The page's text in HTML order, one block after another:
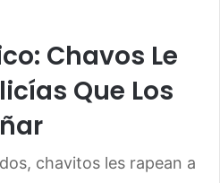
Chavos Le
Que Los
chavitos les rapean a